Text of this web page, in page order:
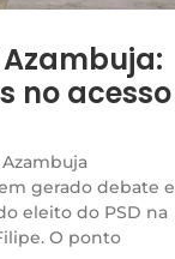
Azambuja:
no acesso
gerado debate e
eleito do PSD na
O ponto